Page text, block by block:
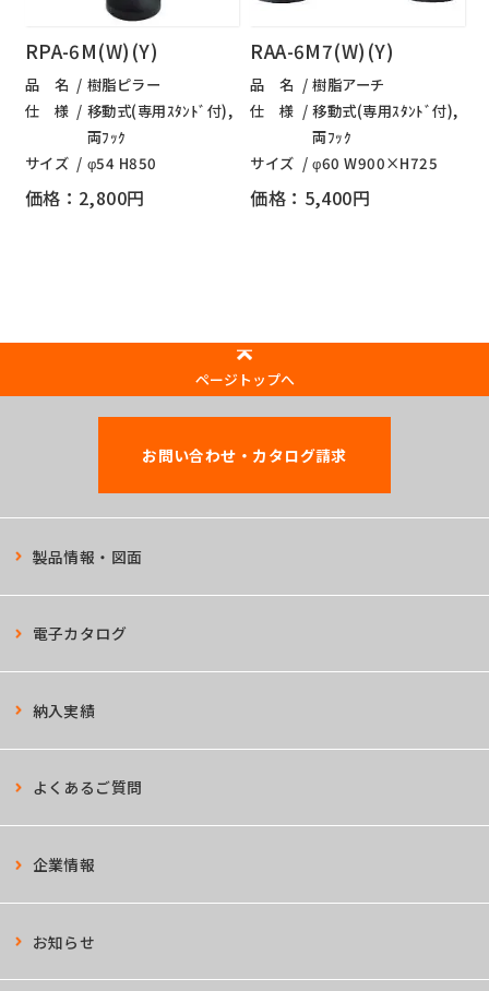
RPA-6M(W)(Y)
品 名
樹脂ピラー
仕 様
移動式(専用ｽﾀﾝﾄﾞ付),
両ﾌｯｸ
サイズ
φ54 H850
価格：2,800円
RAA-6M7(W)(Y)
品 名
樹脂アーチ
仕 様
移動式(専用ｽﾀﾝﾄﾞ付),
両ﾌｯｸ
サイズ
φ60 W900×H725
価格：5,400円
ページトップへ
製品情報・図面
電子カタログ
納入実績
よくあるご質問
お問い合わせ・カタログ請求
企業情報
お知らせ